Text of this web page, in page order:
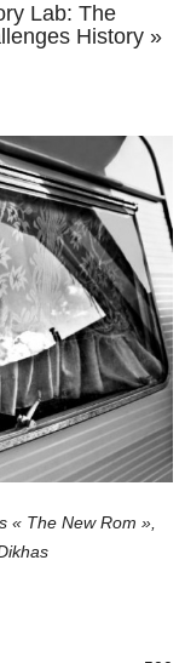
Lab: The
History »
« The New Rom »,